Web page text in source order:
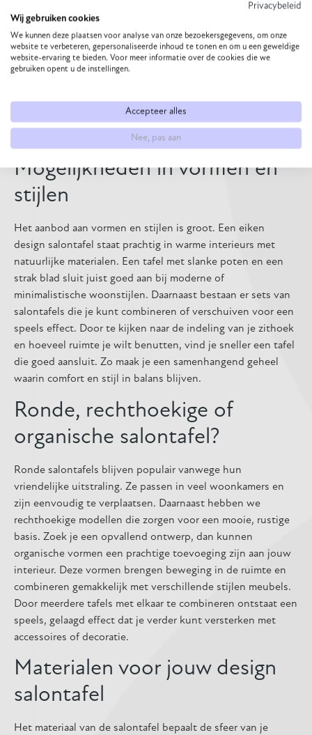
Misschien zit je vaak met vrienden op de bank, waardoor
een groter model goed uitkomt. Of wil je juist meer
bewegingsruimte en kies je voor een compact ontwerp dat
lucht in de kamer brengt. De manier waarop je jouw
salontafel gebruikt, bepaalt hoe praktisch een model voor je
plek voor hapjes en drankjes? Door daarover na te denken,
kies je makkelijker een tafel die past bij jouw dagelijkse
Mogelijkheden in vormen en
stijlen
Het aanbod aan vormen en stijlen is groot. Een eiken
design salontafel staat prachtig in warme interieurs met
natuurlijke materialen. Een tafel met slanke poten en een
strak blad sluit juist goed aan bij moderne of
minimalistische woonstijlen. Daarnaast bestaan er sets van
salontafels die je kunt combineren of verschuiven voor een
speels effect. Door te kijken naar de indeling van je zithoek
en hoeveel ruimte je wilt benutten, vind je sneller een tafel
die goed aansluit. Zo maak je een samenhangend geheel
waarin comfort en stijl in balans blijven.
Ronde, rechthoekige of
organische salontafel?
Ronde salontafels blijven populair vanwege hun
vriendelijke uitstraling. Ze passen in veel woonkamers en
zijn eenvoudig te verplaatsen. Daarnaast hebben we
rechthoekige modellen die zorgen voor een mooie, rustige
basis. Zoek je een opvallend ontwerp, dan kunnen
organische vormen een prachtige toevoeging zijn aan jouw
interieur. Deze vormen brengen beweging in de ruimte en
combineren gemakkelijk met verschillende stijlen meubels.
Door meerdere tafels met elkaar te combineren ontstaat een
speels, gelaagd effect dat je verder kunt versterken met
accessoires of decoratie.
Materialen voor jouw design
salontafel
Het materiaal van de salontafel bepaalt de sfeer van je
Privacybeleid
Wij gebruiken cookies
We kunnen deze plaatsen voor analyse van onze bezoekersgegevens, om onze
website te verbeteren, gepersonaliseerde inhoud te tonen en om u een geweldige
website-ervaring te bieden. Voor meer informatie over de cookies die we
gebruiken opent u de instellingen.
Accepteer alles
Nee, pas aan